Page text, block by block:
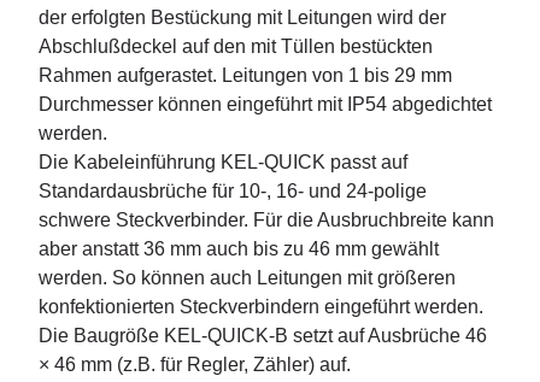
der erfolgten Bestückung mit Leitungen wird der
Abschlußdeckel auf den mit Tüllen bestückten
Rahmen aufgerastet. Leitungen von 1 bis 29 mm
Durchmesser können eingeführt mit IP54 abgedichtet
werden.
Die Kabeleinführung KEL-QUICK passt auf
Standardausbrüche für 10-, 16- und 24-polige
schwere Steckverbinder. Für die Ausbruchbreite kann
aber anstatt 36 mm auch bis zu 46 mm gewählt
werden. So können auch Leitungen mit größeren
konfektionierten Steckverbindern eingeführt werden.
Die Baugröße KEL-QUICK-B setzt auf Ausbrüche 46
× 46 mm (z.B. für Regler, Zähler) auf.